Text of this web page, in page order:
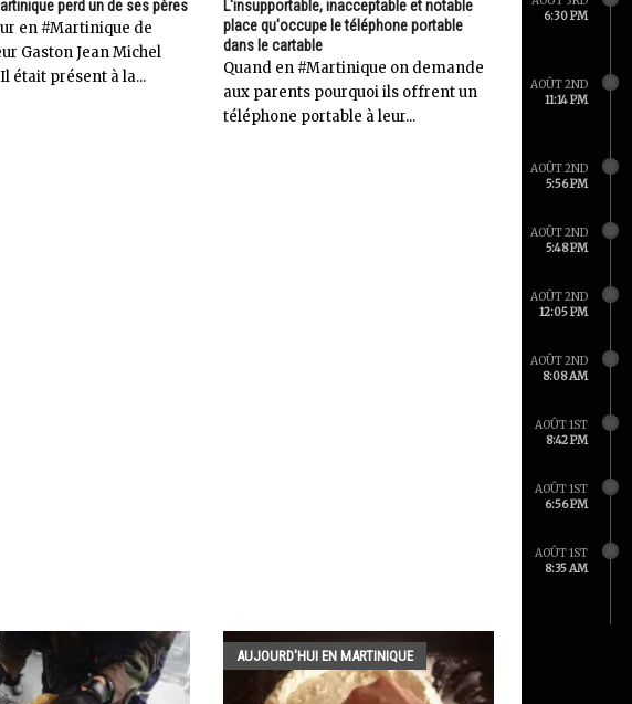
perd un de ses pères
en #Martinique de
Gaston Jean Michel
Il était présent à la...
L'insupportable, inacceptable et notable
place qu'occupe le téléphone portable
dans le cartable
Quand en #Martinique on demande
aux parents pourquoi ils offrent un
téléphone portable à leur...
AUJOURD'HUI EN MARTINIQUE
6:30 PM
AOÛT 2ND
11:14 PM
AOÛT 2ND
5:56 PM
AOÛT 2ND
5:48 PM
AOÛT 2ND
12:05 PM
AOÛT 2ND
8:08 AM
AOÛT 1ST
8:42 PM
AOÛT 1ST
6:56 PM
AOÛT 1ST
8:35 AM